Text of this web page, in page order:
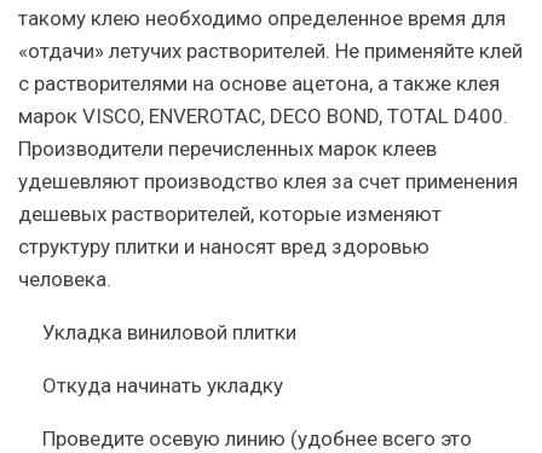
такому клею необходимо определенное время для
«отдачи» летучих растворителей. Не применяйте клей
с растворителями на основе ацетона, а также клея
марок VISCO, ENVEROTAC, DECO BOND, TOTAL D400.
Производители перечисленных марок клеев
удешевляют производство клея за счет применения
дешевых растворителей, которые изменяют
структуру плитки и наносят вред здоровью
человека.
Укладка виниловой плитки
Откуда начинать укладку
Проведите осевую линию (удобнее всего это